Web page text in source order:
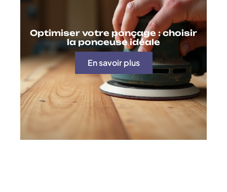
Optimiser votre ponçage : choisir
la ponceuse idéale
En savoir plus